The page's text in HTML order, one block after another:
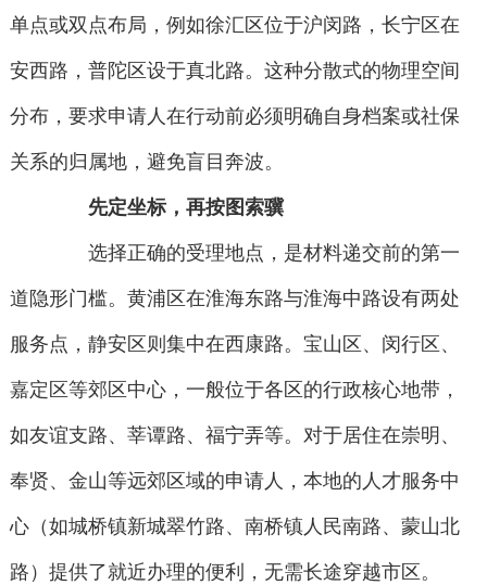
单点或双点布局，例如徐汇区位于沪闵路，长宁区在
安西路，普陀区设于真北路。这种分散式的物理空间
分布，要求申请人在行动前必须明确自身档案或社保
关系的归属地，避免盲目奔波。
先定坐标，再按图索骥
选择正确的受理地点，是材料递交前的第一
道隐形门槛。黄浦区在淮海东路与淮海中路设有两处
服务点，静安区则集中在西康路。宝山区、闵行区、
嘉定区等郊区中心，一般位于各区的行政核心地带，
如友谊支路、莘谭路、福宁弄等。对于居住在崇明、
奉贤、金山等远郊区域的申请人，本地的人才服务中
心（如城桥镇新城翠竹路、南桥镇人民南路、蒙山北
路）提供了就近办理的便利，无需长途穿越市区。